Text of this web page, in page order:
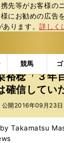
先等がお客様の
にお勧めの広告
あります。詳しく
競馬
プロ野球
裕稔「３年
確信してい
開 2016年09月23
Takamatsu